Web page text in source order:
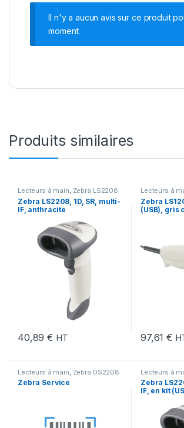
Il n'y a aucun avis sur ce produit
moment.
Produits similaires
Lecteurs à main, Zebra LS2208
Zebra LS2208, 1D, SR, multi-
IF, anthracite
40,89€ HT
Lecteurs à
Zebra
(USB), gris
97,61€
Lecteurs à main Zebra DS2208
Zebra Service
Lecteurs à
Zebra
IF, en kit